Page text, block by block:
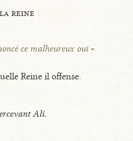
la reine
ce malheureux oui
Reine il offense.
Ali.